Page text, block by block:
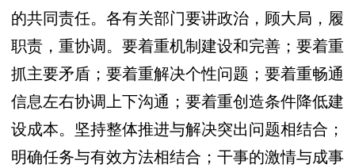
的共同责任。各有关部门要讲政治，顾大局，履
职责，重协调。要着重机制建设和完善；要着重
抓主要矛盾；要着重解决个性问题；要着重畅通
信息左右协调上下沟通；要着重创造条件降低建
设成本。坚持整体推进与解决突出问题相结合；
明确任务与有效方法相结合；干事的激情与成事